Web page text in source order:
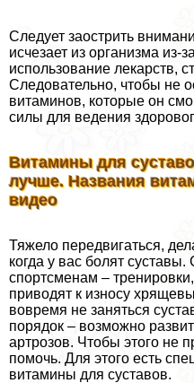
Следует заострить
исчезает из организма из-
использование лекарств,
Следовательно, чтобы не
витаминов, которые он
силы для ведения
Витамины для
лучше. Названия
видео
Тяжело передвигаться,
когда у вас болят
спортсменам –
приводят к износу
вовремя не заняться
порядок – возможно
артрозов. Чтобы этого не
помочь. Для этого есть
витамины для суставов.